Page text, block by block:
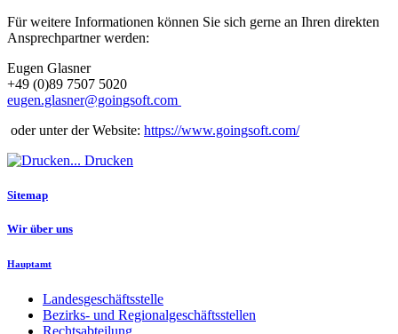
Für weitere Informationen können Sie sich gerne an Ihren direkten
Ansprechpartner werden:
Eugen Glasner
+49 (0)89 7507 5020
eugen.glasner@goingsoft.com
oder unter der Website: https://www.goingsoft.com/
Drucken
Sitemap
Wir über uns
Hauptamt
Landesgeschäftsstelle
Bezirks- und Regionalgeschäftsstellen
Rechtsabteilung